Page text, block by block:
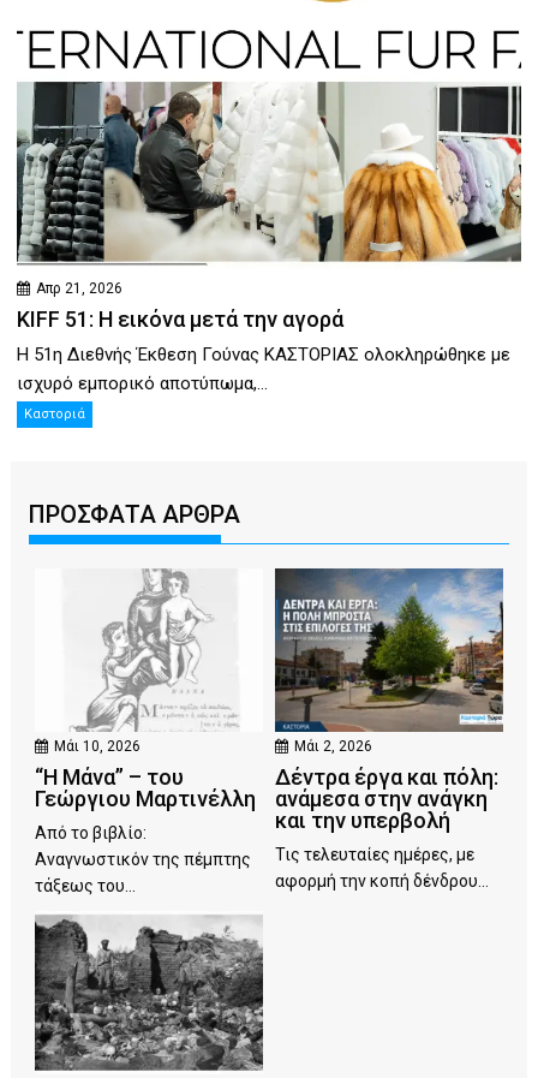
Απρ 21, 2026
KIFF 51: Η εικόνα μετά την αγορά
Η 51η Διεθνής Έκθεση Γούνας ΚΑΣΤΟΡΙΑΣ ολοκληρώθηκε με
ισχυρό εμπορικό αποτύπωμα,...
Καστοριά
ΠΡΟΣΦΑΤΑ ΑΡΘΡΑ
Μάι 10, 2026
“Η Μάνα” – του
Γεώργιου Μαρτινέλλη
Από το βιβλίο:
Αναγνωστικόν της πέμπτης
τάξεως του...
Μάι 2, 2026
Δέντρα έργα και πόλη:
ανάμεσα στην ανάγκη
και την υπερβολή
Τις τελευταίες ημέρες, με
αφορμή την κοπή δένδρου...